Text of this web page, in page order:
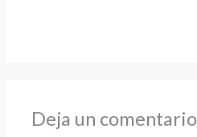
Deja un comentario